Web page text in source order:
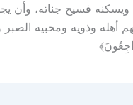
فسيح جناته، وأن
أهله وذويه ومحبيه الصبر